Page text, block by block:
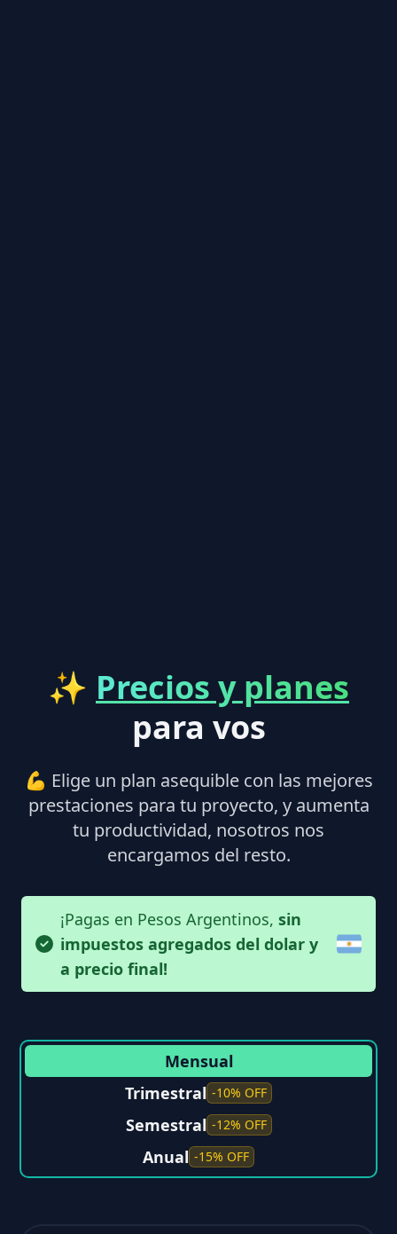
✨ Precios y planes
para vos
💪 Elige un plan asequible con las mejores
prestaciones para tu proyecto, y aumenta
tu productividad, nosotros nos
encargamos del resto.
¡Pagas en Pesos Argentinos, sin
impuestos agregados del dolar y
a precio final!
Mensual
Trimestral -10% OFF
Semestral -12% OFF
Anual -15% OFF